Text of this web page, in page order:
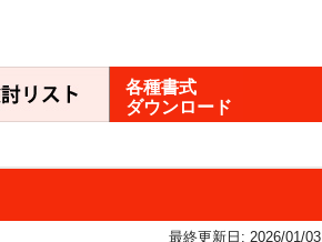
各種書式
ダウンロード
最終更新日: 2026/01/03